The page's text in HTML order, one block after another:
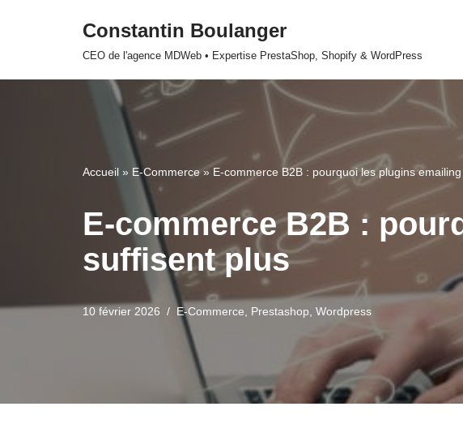
Constantin Boulanger
CEO de l'agence MDWeb • Expertise PrestaShop, Shopify & WordPress
Accueil » E-Commerce » E-commerce B2B : pourquoi les plugins
E-commerce B2B :
suffisent plus
10 février 2026 E-Commerce Prestashop Wordpress